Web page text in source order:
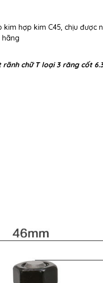
kim hợp kim C45, chịu được
hãng
chữ T loại 3 răng cốt